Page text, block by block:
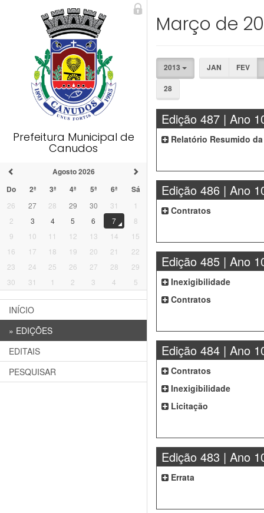
Prefeitura Municipal de
Canudos
Agosto 2026
Do
2ª 3ª 4ª 5ª 6ª Sá
26 27 28 29 30 31
1
2
3 4 5 6 7
8
9
10 11 12 13 14
15
16
17 18 19 20 21
22
23
24 25 26 27 28
29
30
31 1 2 3 4 5
INÍCIO
» EDIÇÕES
EDITAIS
PESQUISAR
Março de
2013 JAN
FEV
28
Edição 487 | Ano
Relatório Resumido
Edição 486 | Ano
Contratos
Edição 485 | Ano
Inexigibilidade
Contratos
Edição 484 | Ano
Contratos
Inexigibilidade
Licitação
Edição 483 | Ano
Errata